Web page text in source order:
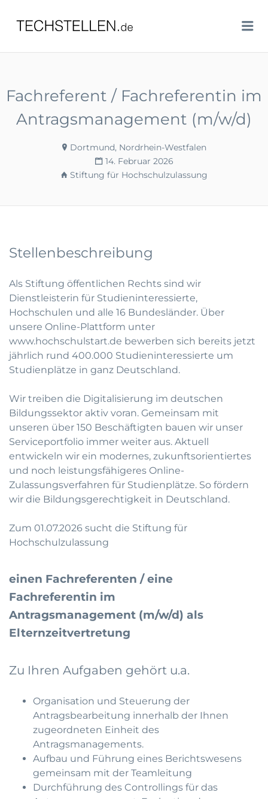
TECHSTELLEN.DE
Fachreferent / Fachreferentin im
Antragsmanagement (m/w/d)
Dortmund, Nordrhein-Westfalen
14. Februar 2026
Stiftung für Hochschulzulassung
Stellenbeschreibung
Als Stiftung öffentlichen Rechts sind wir
Dienstleisterin für Studieninteressierte,
Hochschulen und alle 16 Bundesländer. Über
unsere Online-Plattform unter
www.hochschulstart.de bewerben sich bereits jetzt
jährlich rund 400.000 Studieninteressierte um
Studienplätze in ganz Deutschland.
Wir treiben die Digitalisierung im deutschen
Bildungssektor aktiv voran. Gemeinsam mit
unseren über 150 Beschäftigten bauen wir unser
Serviceportfolio immer weiter aus. Aktuell
entwickeln wir ein modernes, zukunftsorientiertes
und noch leistungsfähigeres Online-
Zulassungsverfahren für Studienplätze. So fördern
wir die Bildungsgerechtigkeit in Deutschland.
Zum 01.07.2026 sucht die Stiftung für
Hochschulzulassung
einen Fachreferenten / eine
Fachreferentin im
Antragsmanagement (m/w/d) als
Elternzeitvertretung
Zu Ihren Aufgaben gehört u.a.
Organisation und Steuerung der
Antragsbearbeitung innerhalb der Ihnen
zugeordneten Einheit des
Antragsmanagements.
Aufbau und Führung eines Berichtswesens
gemeinsam mit der Teamleitung
Durchführung des Controllings für das